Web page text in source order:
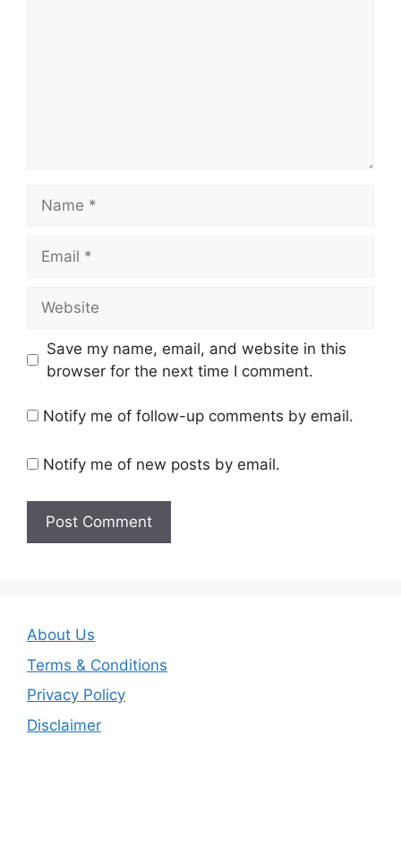
Save my name, email, and website in this
browser for the next time I comment.
Notify me of follow-up comments by email.
Notify me of new posts by email.
About Us
Terms & Conditions
Privacy Policy
Disclaimer